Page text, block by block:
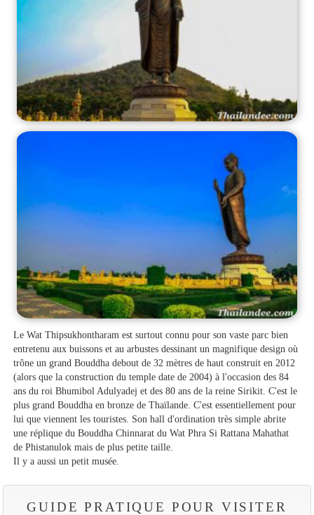
Le Wat Thipsukhontharam est surtout connu pour son vaste parc bien
entretenu aux buissons et au arbustes dessinant un magnifique design où
trône un grand Bouddha debout de 32 mètres de haut construit en 2012
(alors que la construction du temple date de 2004) à l'occasion des 84
ans du roi Bhumibol Adulyadej et des 80 ans de la reine Sirikit. C'est le
plus grand Bouddha en bronze de Thaïlande. C'est essentiellement pour
lui que viennent les touristes. Son hall d'ordination très simple abrite
une réplique du Bouddha Chinnarat du Wat Phra Si Rattana Mahathat
de Phistanulok mais de plus petite taille.
Il y a aussi un petit musée.
GUIDE PRATIQUE POUR VISITER